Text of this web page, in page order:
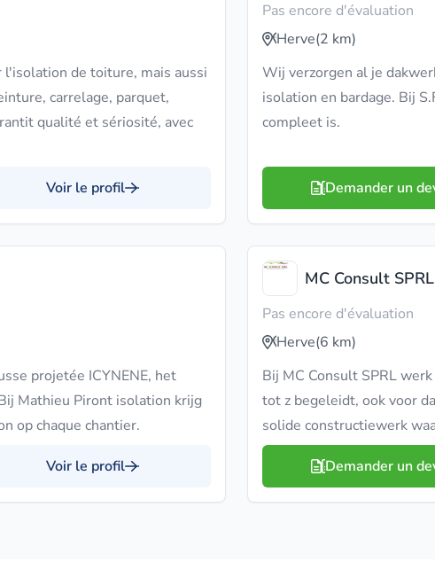
de toiture, mais aussi
carrelage, parquet,
qualité et sériosité, avec
Voir le profil
Pas encore d'évaluation
Herve(2 km)
Wij verzorgen al je
isolation en bardage. Bij
compleet is.
Demander un
projetée ICYNENE, het
Mathieu Piront isolation krijg
op chaque chantier.
Voir le profil
MC Consult SPRL
Pas encore d'évaluation
Herve(6 km)
Bij MC Consult SPRL
tot z begeleidt, ook voor
solide constructiewerk
Demander un